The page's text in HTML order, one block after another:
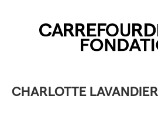
CHARLOTTE LAVANDIER